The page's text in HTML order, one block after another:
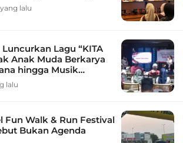
lalu
Lagu “KITA
Anak Muda Berkarya
hingga Musik
lalu
Fun Walk & Run Festival
Bukan Agenda